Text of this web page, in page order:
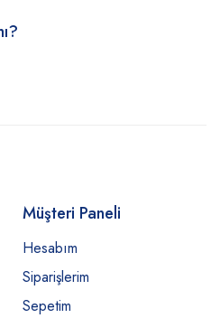
Müşteri Paneli
Hesabım
Siparişlerim
Sepetim